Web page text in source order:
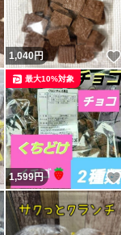
いいね！
1,040円
いいね！
1,599円
最大10%対象